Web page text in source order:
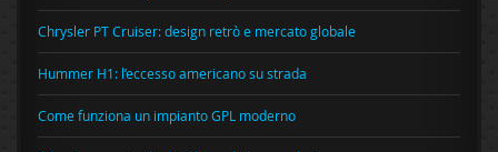
Chrysler PT Cruiser: design retrò e mercato globale
Hummer H1: l’eccesso americano su strada
Come funziona un impianto GPL moderno